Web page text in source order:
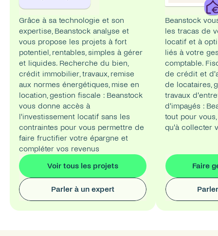
Grâce à sa technologie et son
expertise, Beanstock analyse et
vous propose les projets à fort
potentiel, rentables, simples à gérer
et liquides. Recherche du bien,
crédit immobilier, travaux, remise
aux normes énergétiques, mise en
location, gestion fiscale : Beanstock
vous donne accès à
l'investissement locatif sans les
contraintes pour vous permettre de
faire fructifier votre épargne et
compléter vos revenus
Voir tous les projets
Parler à un expert
Beanstock
les tracas de
locatif et à
liés à votre
comptable.
de crédit et
de locataires,
travaux
d'impayés :
tout pour
qu'à collecter
Faire